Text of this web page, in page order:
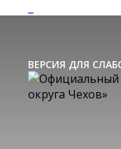
ВЕРСИЯ ДЛЯ